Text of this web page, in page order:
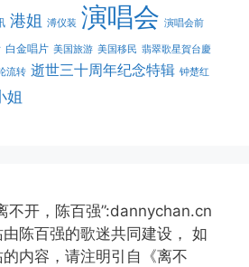
港姐 溥仪装 演唱会 演唱会前
白金唱片 美国旅游 美国移民 翡翠歌星賀台慶
流转 逝世三十周年纪念特辑 钟楚红
姐
不开，陈百强”:dannychan.cn
陈百强的歌迷共同建设， 如
内容，请注明引自《离不